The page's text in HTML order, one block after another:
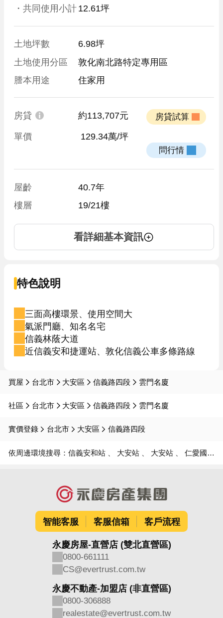
・共同使用小計 12.61坪
土地坪數
6.98坪
土地使用分區
敦化南北路特定專用區
謄本用途
住家用
房貸 約113,707元
單價 129.34萬/坪
屋齡
40.7年
樓層
19/21樓
看詳細基本資訊
特色說明
三面高樓環景、使用空間大
氣派門廳、知名名宅
信義林蔭大道
近信義安和捷運站、敦化信義公車多條路線
買屋 台北市 大安區 信義路四段 雲門名廈
社區 台北市 大安區 信義路四段 雲門名廈
實價登錄 台北市 大安區 信義路四段
依周邊環境搜尋： 信義安和站 大安站 大安站 仁愛國小
智能客服 客服信箱 客戶流程
永慶房屋-直營店 (雙北直營區)
0800-661111
CS@evertrust.com.tw
永慶不動產-加盟店 (非直營區)
0800-306888
realestate@evertrust.com.tw